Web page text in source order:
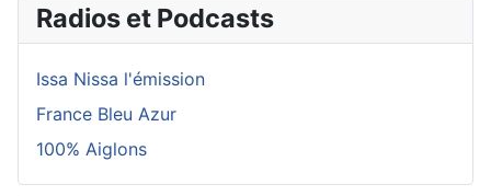
Radios et Podcasts
Issa Nissa l'émission
France Bleu Azur
100% Aiglons